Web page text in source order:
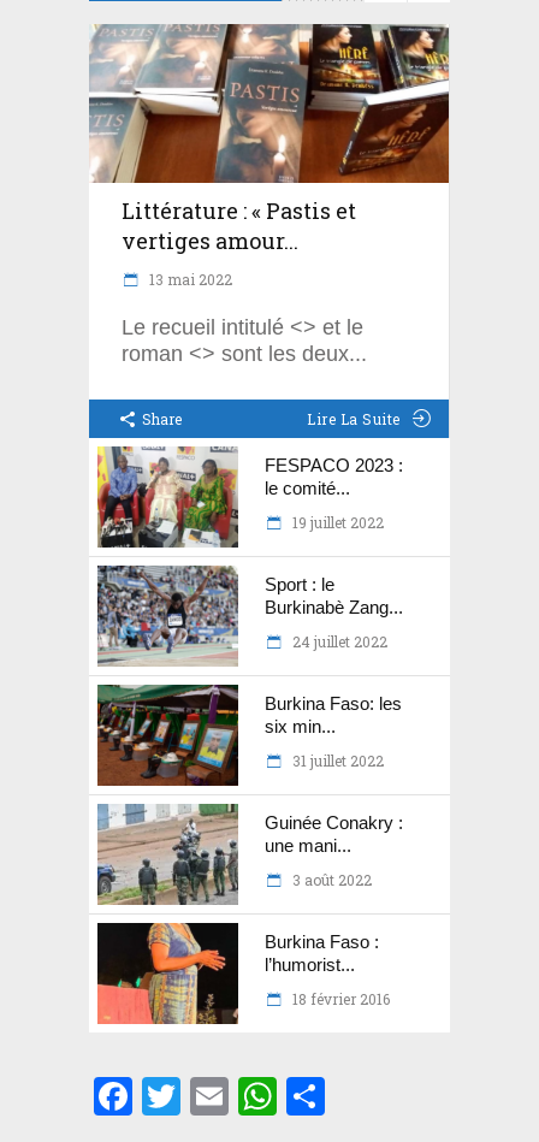
Littérature : « Pastis et
vertiges amour...
13 mai 2022
Le recueil intitulé <> et le
roman <> sont les deux
Share Lire La Suite
FESPACO 2023 :
le comité...
19 juillet 2022
Sport : le
Burkinabè Zang...
24 juillet 2022
Burkina Faso: les
six min...
31 juillet 2022
Guinée Conakry :
une mani...
3 août 2022
Burkina Faso :
l’humorist...
18 février 2016
Facebook
Twitter
EmailWhatsApp